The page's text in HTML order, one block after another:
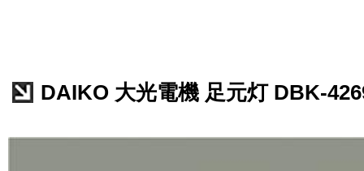
DAIKO 大光電機 足元灯 DBK-